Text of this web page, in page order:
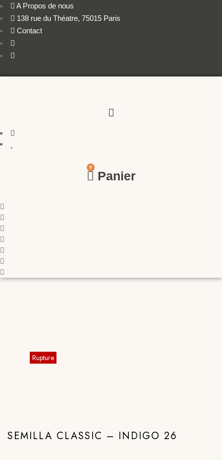
A Propos de nous
138 rue du Théatre, 75015 Paris
Contact
0
Panier
SEMILLA CLASSIC – INDIGO 26